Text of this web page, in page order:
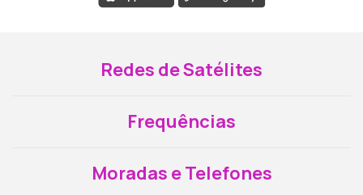
Redes de Satélites
Frequências
Moradas e Telefones